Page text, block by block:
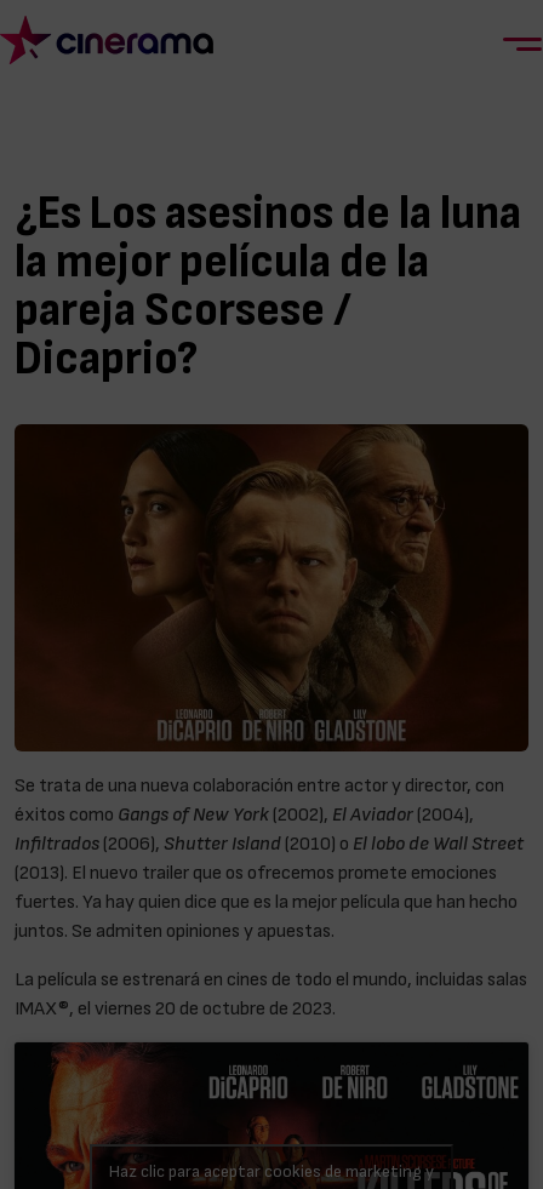
¿Es Los asesinos de la luna
la mejor película de la
pareja Scorsese /
Dicaprio?
Se trata de una nueva colaboración entre actor y director, con
éxitos como Gangs of New York (2002), El Aviador (2004),
Infiltrados (2006), Shutter Island (2010) o El lobo de Wall Street
(2013). El nuevo trailer que os ofrecemos promete emociones
fuertes. Ya hay quien dice que es la mejor película que han hecho
juntos. Se admiten opiniones y apuestas.
La película se estrenará en cines de todo el mundo, incluidas salas
IMAX®, el viernes 20 de octubre de 2023.
Haz clic para aceptar cookies de marketing y